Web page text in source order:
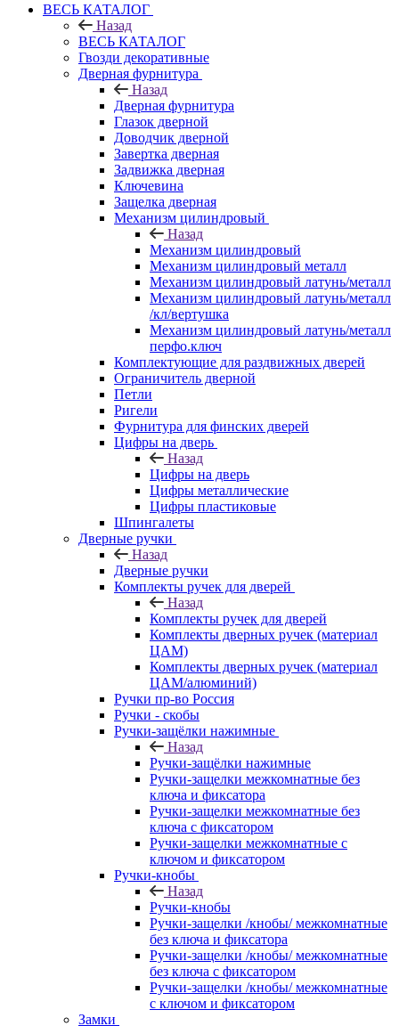
ВЕСЬ КАТАЛОГ
Назад
ВЕСЬ КАТАЛОГ
Гвозди декоративные
Дверная фурнитура
Назад
Дверная фурнитура
Глазок дверной
Доводчик дверной
Завертка дверная
Задвижка дверная
Ключевина
Защелка дверная
Механизм цилиндровый
Назад
Механизм цилиндровый
Механизм цилиндровый металл
Механизм цилиндровый латунь/металл
Механизм цилиндровый латунь/металл
/кл/вертушка
Механизм цилиндровый латунь/металл
перфо.ключ
Комплектующие для раздвижных дверей
Ограничитель дверной
Петли
Ригели
Фурнитура для финских дверей
Цифры на дверь
Назад
Цифры на дверь
Цифры металлические
Цифры пластиковые
Шпингалеты
Дверные ручки
Назад
Дверные ручки
Комплекты ручек для дверей
Назад
Комплекты ручек для дверей
Комплекты дверных ручек (материал
ЦАМ)
Комплекты дверных ручек (материал
ЦАМ/алюминий)
Ручки пр-во Россия
Ручки - скобы
Ручки-защёлки нажимные
Назад
Ручки-защёлки нажимные
Ручки-защелки межкомнатные без
ключа и фиксатора
Ручки-защелки межкомнатные без
ключа с фиксатором
Ручки-защелки межкомнатные с
ключом и фиксатором
Ручки-кнобы
Назад
Ручки-кнобы
Ручки-защелки /кнобы/ межкомнатные
без ключа и фиксатора
Ручки-защелки /кнобы/ межкомнатные
без ключа с фиксатором
Ручки-защелки /кнобы/ межкомнатные
с ключом и фиксатором
Замки